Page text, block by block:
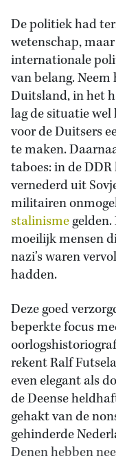
De politiek had
wetenschap,
internationale
van belang. Neem
Duitsland, in het
lag de situatie wel
voor de Duitsers
te maken.
taboes: in de
vernederd uit
militairen
stalinisme
moeilijk mensen
nazi’s waren
hadden.
Deze goed
beperkte focus
rekent Ralf
even elegant als
de Deense
gehakt van de
gehinderde
Denen hebben